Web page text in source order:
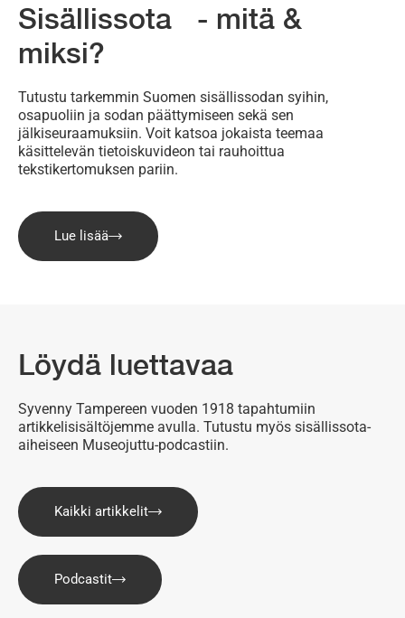
Sisällissota - mitä &
miksi?
Tutustu tarkemmin Suomen sisällissodan syihin,
osapuoliin ja sodan päättymiseen sekä sen
jälkiseuraamuksiin. Voit katsoa jokaista teemaa
käsittelevän tietoiskuvideon tai rauhoittua
tekstikertomuksen pariin.
Lue lisää
Löydä luettavaa
Syvenny Tampereen vuoden 1918 tapahtumiin
artikkelisisältöjemme avulla. Tutustu myös sisällissota-
aiheiseen Museojuttu-podcastiin.
Kaikki artikkelit
Podcastit